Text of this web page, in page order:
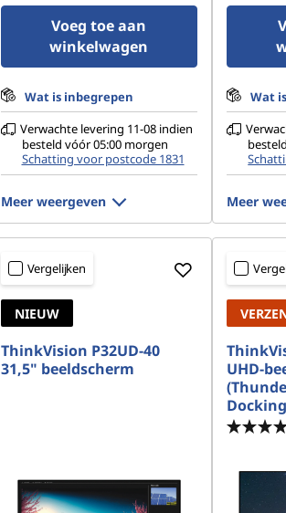
Voeg toe aan
winkelwagen
Wat is inbegrepen
Verwachte levering 11-08 indien
besteld vóór 05:00 morgen
Schatting voor postcode 1831
Meer weergeven
Wat
Meer
Vergelijken
NIEUW
ThinkVision P32UD-40
31,5" beeldscherm
UHD-